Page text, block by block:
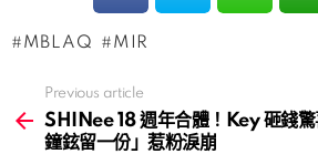
MBLAQ MIR
more
Previous article
SHINee 18 週年合體！Key 砸錢驚
鐘鉉留一份」惹粉淚崩